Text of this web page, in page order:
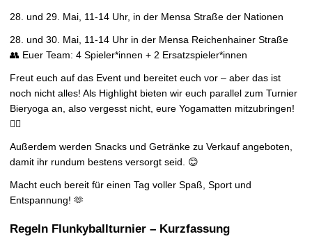
28. und 29. Mai, 11-14 Uhr, in der Mensa Straße der Nationen
28. und 30. Mai, 11-14 Uhr in der Mensa Reichenhainer Straße
👥 Euer Team: 4 Spieler*innen + 2 Ersatzspieler*innen
Freut euch auf das Event und bereitet euch vor – aber das ist
noch nicht alles! Als Highlight bieten wir euch parallel zum Turnier
Bieryoga an, also vergesst nicht, eure Yogamatten mitzubringen!
🧘‍♀️
Außerdem werden Snacks und Getränke zu Verkauf angeboten,
damit ihr rundum bestens versorgt seid. 😊
Macht euch bereit für einen Tag voller Spaß, Sport und
Entspannung! 🫶
Regeln Flunkyballturnier – Kurzfassung